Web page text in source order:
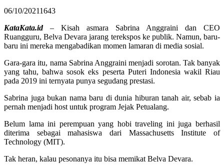
06/10/20211643
KataKata.id– Kisah asmara Sabrina Anggraini dan CEO
Ruangguru, Belva Devara jarang terekspos ke publik. Namun, baru-
baru ini mereka mengabadikan momen lamaran di media sosial.
Gara-gara itu, nama Sabrina Anggraini menjadi sorotan. Tak banyak
yang tahu, bahwa sosok eks peserta Puteri Indonesia wakil Riau
pada 2019 ini ternyata punya segudang prestasi.
Sabrina juga bukan nama baru di dunia hiburan tanah air, sebab ia
pernah menjadi host untuk program Jejak Petualang.
Belum lama ini perempuan yang hobi traveling ini juga berhasil
diterima sebagai mahasiswa dari Massachusetts Institute of
Technology (MIT).
Tak heran, kalau pesonanya itu bisa memikat Belva Devara.